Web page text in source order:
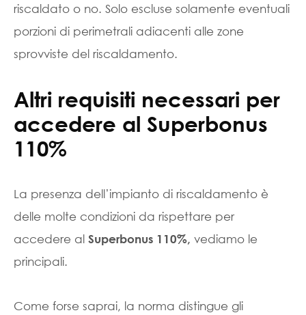
riscaldato o no. Solo escluse solamente eventuali
porzioni di perimetrali adiacenti alle zone
sprovviste del riscaldamento.
Altri requisiti necessari per
accedere al Superbonus
110%
La presenza dell’impianto di riscaldamento è
delle molte condizioni da rispettare per
accedere al Superbonus 110%, vediamo le
principali.
Come forse saprai, la norma distingue gli